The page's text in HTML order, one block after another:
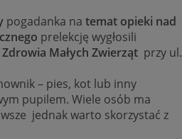
pogadanka na temat opieki nad
prelekcję wygłosili
Małych Zwierząt przy ul.
– pies, kot lub inny
pupilem. Wiele osób ma
jednak warto skorzystać z